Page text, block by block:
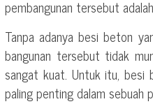
pembangunan tersebut
Tanpa adanya besi beton
bangunan tersebut tidak
sangat kuat. Untuk itu, besi
paling penting dalam sebuah